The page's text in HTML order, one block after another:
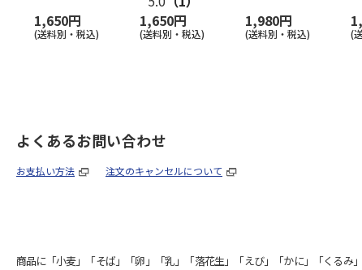
1,650円
(送料別・税込)
1,650円
(送料別・税込)
1,980円
(送料別・税込) (
よくあるお問い合わせ
お支払い方法 注文のキャンセルについて
商品に「小麦」「そば」「卵」「乳」「落花生」「えび」「かに」「くるみ